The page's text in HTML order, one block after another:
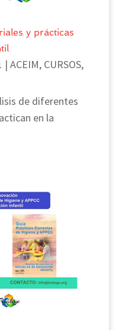
y prácticas
| ACEIM, CURSOS,
de diferentes
en la